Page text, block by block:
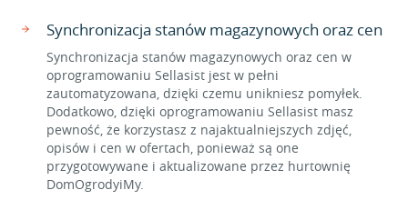
Synchronizacja stanów magazynowych oraz cen
Synchronizacja stanów magazynowych oraz cen w
oprogramowaniu Sellasist jest w pełni
zautomatyzowana, dzięki czemu unikniesz pomyłek.
Dodatkowo, dzięki oprogramowaniu Sellasist masz
pewność, że korzystasz z najaktualniejszych zdjęć,
opisów i cen w ofertach, ponieważ są one
przygotowywane i aktualizowane przez hurtownię
DomOgrodyiMy.